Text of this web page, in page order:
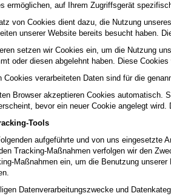
ermöglichen, auf Ihrem Zugriffsgerät
von Cookies dient dazu, die Nutzung
unserer Website bereits besucht haben.
setzen wir Cookies ein, um die Nutzung
oder diesen abgelehnt haben. Diese
Cookies verarbeiteten Daten sind für die
Browser akzeptieren Cookies automatisch.
bevor ein neuer Cookie angelegt
Tools
aufgeführte und von uns eingesetzte
Tracking-Maßnahmen verfolgen wir den
Maßnahmen ein, um die Benutzung
Datenverarbeitungszwecke und